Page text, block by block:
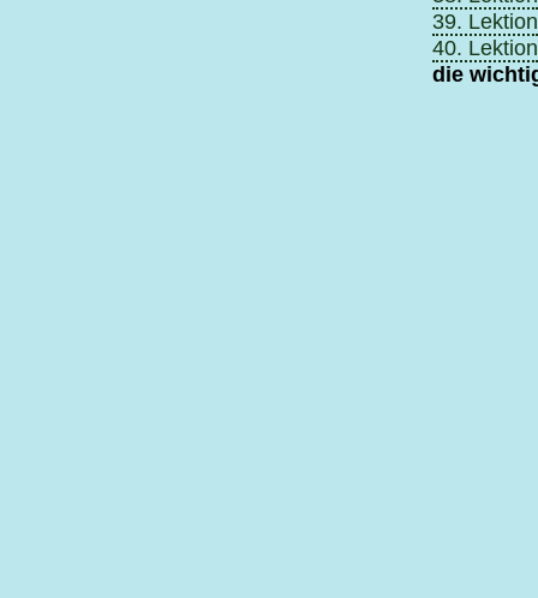
39. Lektion
40. Lektion
die